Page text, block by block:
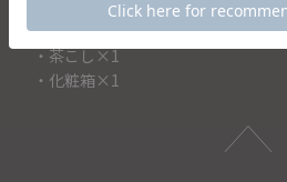
＜セット内容＞
・ポット×1
・茶こし×1
・化粧箱×1